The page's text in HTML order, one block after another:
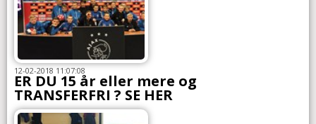
12-02-2018 11:07:08
ER DU 15 år eller mere og
TRANSFERFRI ? SE HER